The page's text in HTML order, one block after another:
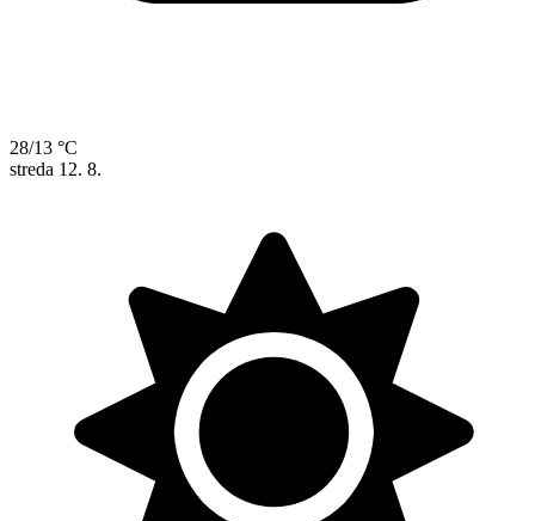
28/13 °C
streda 12. 8.